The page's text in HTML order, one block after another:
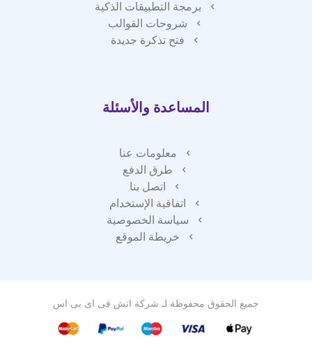
برمجة التطبيقات الذكية
شروحات القوالب
فتح تذكرة جديدة
المساعدة والأسئلة
معلومات عنا
طرق الدفع
اتصل بنا
اتفاقية الإستخدام
سياسة الخصوصية
خريطة الموقع
جميع الحقوق محفوظة لـ شركة اتش فى اى بى اس